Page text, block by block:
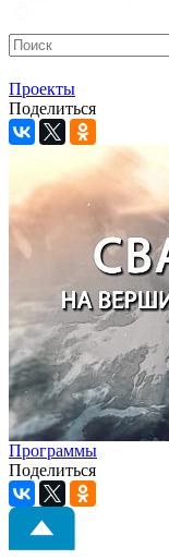
Проекты
Поделиться
Программы
Поделиться